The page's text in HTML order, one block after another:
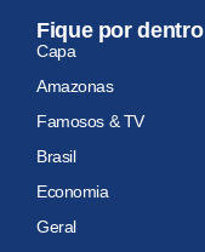
Fique por dentro
Capa
Amazonas
Famosos & TV
Brasil
Economia
Geral